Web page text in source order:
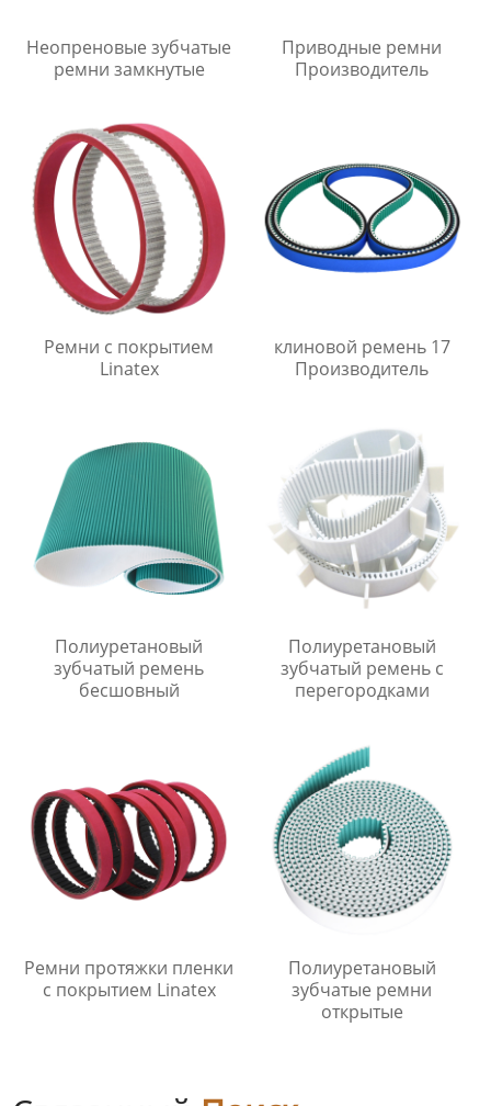
Неопреновые зубчатые
ремни замкнутые
Приводные ремни
Производитель
Ремни с покрытием
Linatex
клиновой ремень 17
Производитель
Полиуретановый
зубчатый ремень
бесшовный
Полиуретановый
зубчатый ремень с
перегородками
Ремни протяжки пленки
с покрытием Linatex
Полиуретановый
зубчатые ремни
открытые